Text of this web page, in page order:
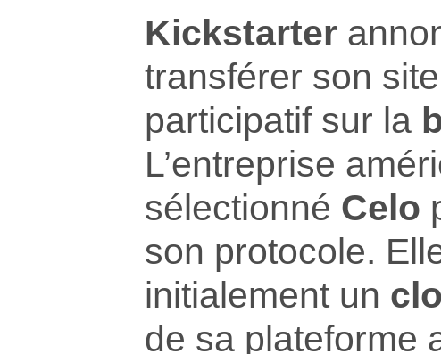
Kickstarter
transférer son
participatif sur la
L’entreprise
sélectionné Celo
son protocole.
initialement un
de sa plateforme